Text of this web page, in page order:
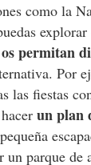
como la
permitan
Por
las fiestas
un plan
parque de